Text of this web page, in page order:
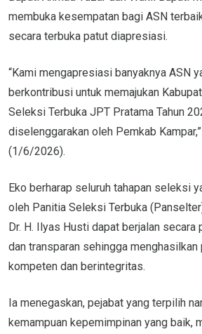
membuka kesempatan bagi ASN
secara terbuka patut diapresiasi.
“Kami mengapresiasi banyaknya ASN
berkontribusi untuk memajukan
Seleksi Terbuka JPT Pratama Tahun
diselenggarakan oleh Pemkab
(1/6/2026).
Eko berharap seluruh tahapan seleksi
oleh Panitia Seleksi Terbuka
Dr. H. Ilyas Husti dapat berjalan
dan transparan sehingga menghasilkan
kompeten dan berintegritas.
Ia menegaskan, pejabat yang terpilih
kemampuan kepemimpinan yang baik,